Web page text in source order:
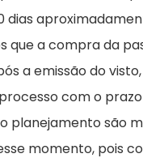
dias
que a compra da
a emissão do
com o
planejamento são
momento, pois